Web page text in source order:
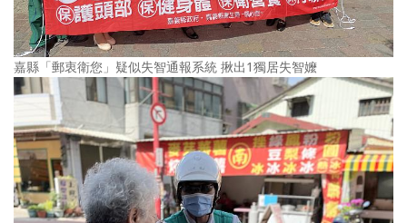
嘉縣「郵衷衛您」疑似失智通報系統 揪出1獨居失智嬤